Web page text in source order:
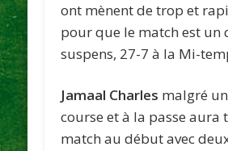
ont mènent de trop et
pour que le match est un
suspens, 27-7 à la Mi-
Jamaal Charles malgré
course et à la passe aura
match au début avec